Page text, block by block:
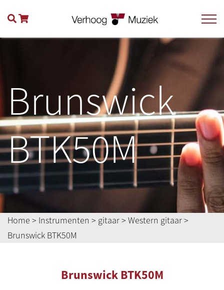
Brunswick
BTK50M
Home > Instrumenten > gitaar> Western gitaar>
Brunswick BTK50M
Brunswick BTK50M